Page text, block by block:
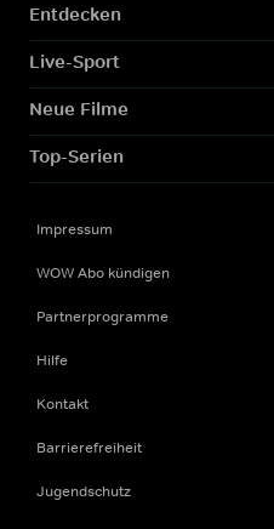
Entdecken
Live-Sport
Neue Filme
Top-Serien
Impressum
WOW Abo kündigen
Partnerprogramme
Hilfe
Kontakt
Barrierefreiheit
Jugendschutz